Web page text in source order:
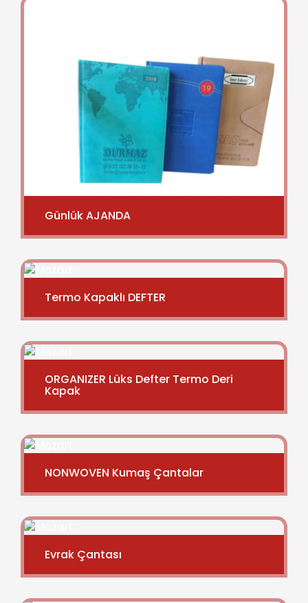
Günlük AJANDA
Termo Kapaklı DEFTER
ORGANIZER Lüks Defter Termo Deri
Kapak
NONWOVEN Kumaş Çantalar
Evrak Çantası